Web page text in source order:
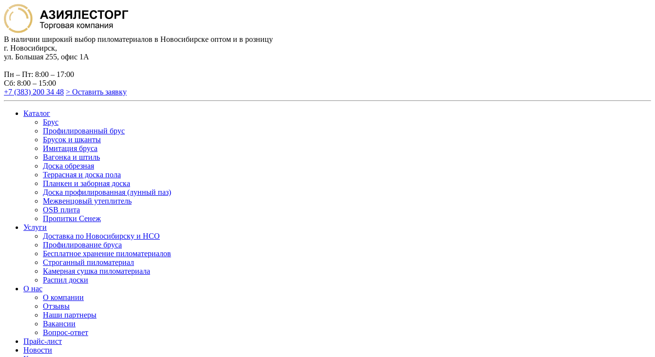
В наличии широкий выбор пиломатериалов в Новосибирске оптом и в розницу
г. Новосибирск,
ул. Большая 255, офис 1А
Пн – Пт: 8:00 – 17:00
Сб: 8:00 – 15:00
+7 (383) 200 34 48 > Оставить заявку
Каталог
Брус
Профилированный брус
Брусок и шканты
Имитация бруса
Вагонка и штиль
Доска обрезная
Террасная и доска пола
Планкен и заборная доска
Доска профилированная (лунный паз)
Межвенцовый утеплитель
OSB плита
Пропитки Сенеж
Услуги
Доставка по Новосибирску и НСО
Профилирование бруса
Бесплатное хранение пиломатериалов
Строганный пиломатериал
Камерная сушка пиломатериала
Распил доски
О нас
О компании
Отзывы
Наши партнеры
Вакансии
Вопрос-ответ
Прайс-лист
Новости